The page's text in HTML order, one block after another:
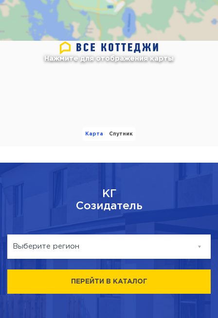
Нажмите для отображения карты
Карта Спутник
КГ
Созидатель
Выберите регион
ПЕРЕЙТИ В КАТАЛОГ